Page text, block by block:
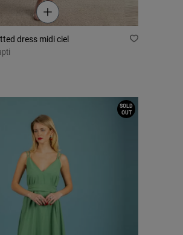
dress midi ciel
SOLD
OUT